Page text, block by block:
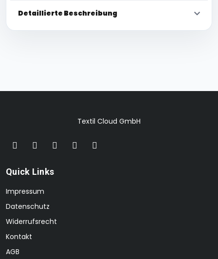
Detaillierte Beschreibung
Textil Cloud GmbH
Quick Links
Impressum
Datenschutz
Widerrufsrecht
Kontakt
AGB